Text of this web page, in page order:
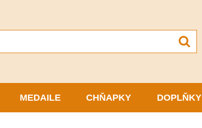
MEDAILE CHŇAPKY DOPLŇKY